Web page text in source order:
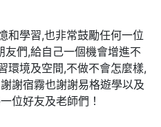
和學習,也非常鼓勵任何一位
友們,給自己一個機會增進不
環境及空間,不做不會怎麼樣,
謝宿霧也謝謝易格遊學以及
位好友及老師們！